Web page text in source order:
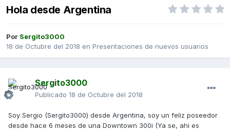
Hola desde Argentina
Por Sergito3000
18 de Octubre del 2018 en Presentaciones de nuevos usuarios
Sergito3000
Publicado 18 de Octubre del 2018
Soy Sergio (Sergito3000) desde Argentina, soy un feliz poseedor
desde hace 6 meses de una Downtown 300i (Ya se, ahi es